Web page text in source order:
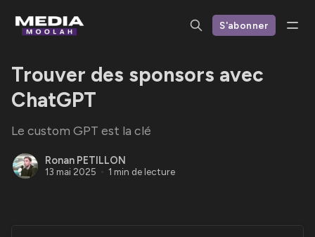
S'abonner
Trouver des sponsors avec
ChatGPT
Le custom GPT est la clé
Ronan PETILLON
13 mai 2025 1 min de lecture